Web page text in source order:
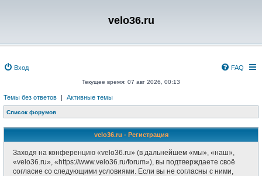
velo36.ru
Вход FAQ
Текущее время: 07 авг 2026, 00:13
Темы без ответов | Активные темы
Список форумов
velo36.ru - Регистрация
Заходя на конференцию «velo36.ru» (в дальнейшем «мы», «наш»,
«velo36.ru», «https://www.velo36.ru/forum»), вы подтверждаете своё
согласие со следующими условиями. Если вы не согласны с ними,